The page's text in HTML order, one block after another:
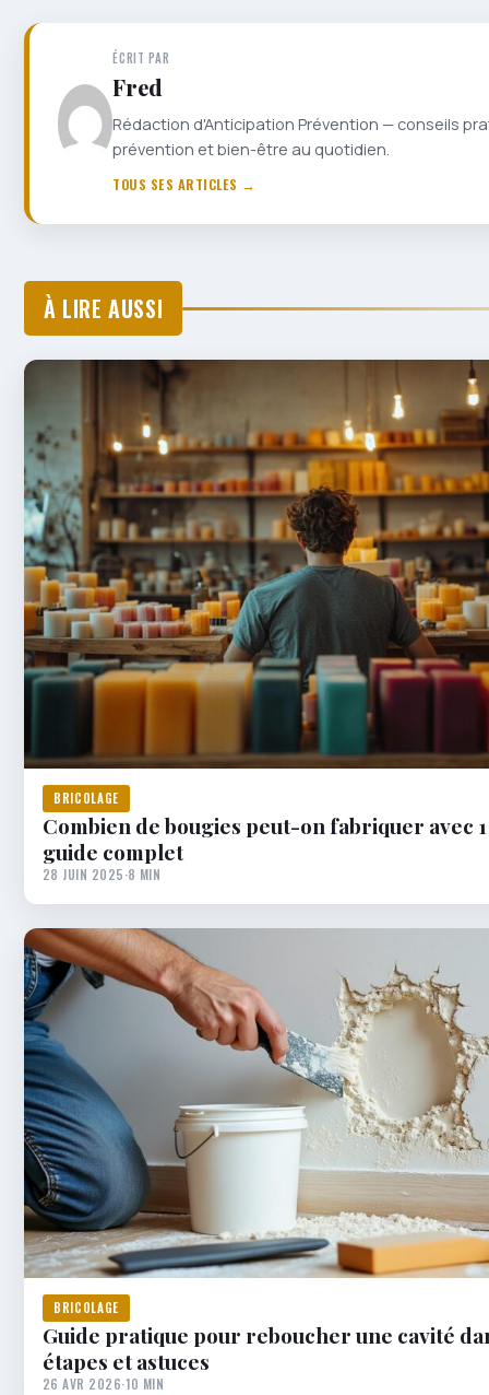
ÉCRIT PAR
Fred
Rédaction d'Anticipation Prévention — conseils
prévention et bien-être au quotidien.
TOUS SES ARTICLES →
À LIRE AUSSI
BRICOLAGE
Combien de bougies peut-on fabriquer avec
guide complet
28 JUIN 2025·8 MIN
BRICOLAGE
Guide pratique pour reboucher une cavité
étapes et astuces
26 AVR 2026·10 MIN